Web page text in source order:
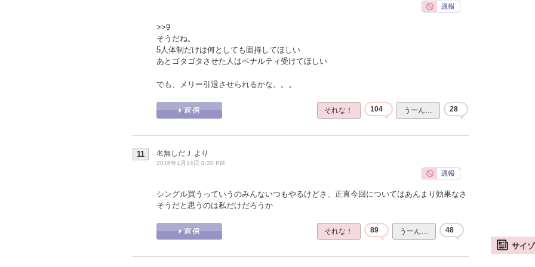
>>9
そうだね。
5人体制だけは何としても固持してほしい
あとゴタゴタさせた人はペナルティ受けてほしい
でも、メリー引退させられるかな。。。
それな！ 104 うーん… 28
11 名無しだＪ より
2016年1月14日 8:20 PM
シングル買うっていうのみんないつもやるけどさ、正直今回についてはあんまり効果なさ
そうだと思うのは私だけだろうか
それな！ 89 うーん… 48
サイ